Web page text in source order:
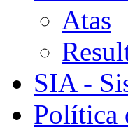
Atas
SIA -
Política